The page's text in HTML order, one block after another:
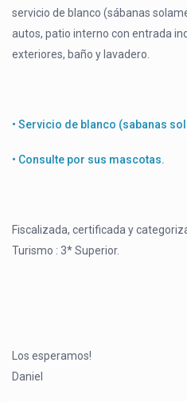
servicio de blanco (sábanas
autos, patio interno con entrada
exteriores, baño y lavadero.
• Servicio de blanco (sabanas
• Consulte por sus mascotas.
Fiscalizada, certificada y
Turismo : 3* Superior.
Los esperamos!
Daniel